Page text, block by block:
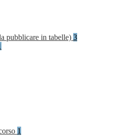
pubblicare in tabelle) 3
1